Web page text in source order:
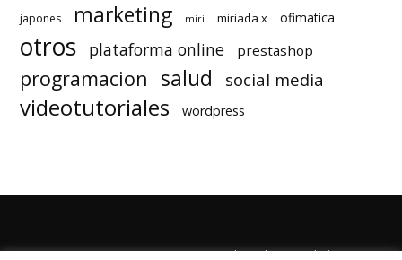
japones marketing miri miriada x ofimatica
otros plataforma online prestashop
programacion salud social media
videotutoriales wordpress
Quienes Somos Autores Politica de Privacidad